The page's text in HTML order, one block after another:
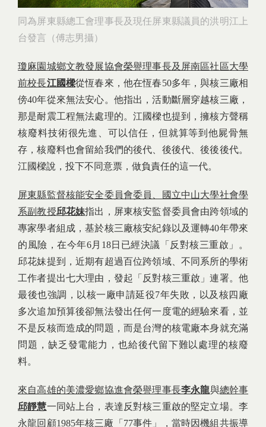
同為屏東縣總工會理事長及現任屏東縣議員的洪明江上
台發言（傅志男攝）
瓊麻園城鄉文教發展協會榮譽理事長及屏南區社區大學
前校長江國樑從恆春來，他在恆春50多年，與核三廠相
傍40年從來無法安心。他指出，活動斷層穿越核三廠，
那是耐震工程無法處理的。江國樑也提到，擁核方聲稱
核廢料技術很先進、可以信任，但就算等到他屍骨無
存，核廢料也會留給我們的後代、後後代、後後後代。
江國樑說，投下不同意票，做負責任的這一代。
屏東縣監督核能安全委員會委員、國立中山大學社會學
系副教授邱花妹指出，屏東核安監督委員會由跨領域的
專家學者組成，基於核三廠核安紀錄以及運轉40年帶來
的風險，在今年6月18日已經決議「反對核三重啟」。
邱花妹提到，近期有超過百位跨領域、不同系所的學術
工作者提出七大理由，發起「反對核三重啟」連署。他
最後也強調，以核一廠申請延役7年失敗，以及核四廠
多次追加預算後卻無法發出任何一度電的經驗來看，並
不是反核而造成的問題，而是台灣的核電廠本身就充滿
問題，缺乏發電能力，也給後代留下難以處理的核廢
料。
來自高雄的美濃愛鄉協進會榮譽理事長李永龍與總幹事
邱靜慧一同站上台，表達反對核三重啟的堅定立場。李
永龍回顧1985年核三廠「77事件」，當時因機組共振導